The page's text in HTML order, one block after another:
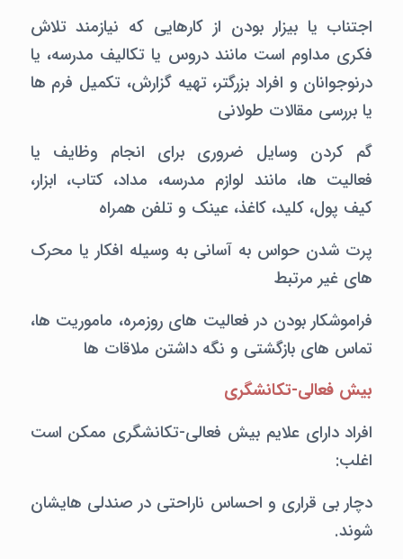
اجتناب یا بیزار بودن از کارهایی که نیازمند تلاش
فکری مداوم است مانند دروس یا تکالیف مدرسه، یا
درنوجوانان و افراد بزرگتر، تهیه گزارش، تکمیل فرم ها
یا بررسی مقالات طولانی
گم کردن وسایل ضروری برای انجام وظایف یا
فعالیت ها، مانند لوازم مدرسه، مداد، کتاب، ابزار،
کیف پول، کلید، کاغذ، عینک و تلفن همراه
پرت شدن حواس به آسانی به وسیله افکار یا محرک
های غیر مرتبط
فراموشکار بودن در فعالیت های روزمره، ماموریت ها،
تماس های بازگشتی و نگه داشتن ملاقات ها
بیش فعالی-تکانشگری
افراد دارای علایم بیش فعالی-تکانشگری ممکن است
اغلب:
دچار بی قراری و احساس ناراحتی در صندلی هایشان
شوند.